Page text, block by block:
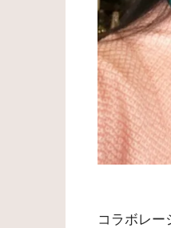
コラボレー